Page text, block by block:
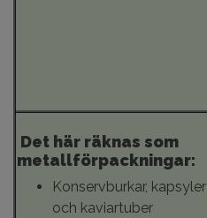
Det här räknas som
metallförpackningar:
Konservburkar, kapsyler
och kaviartuber